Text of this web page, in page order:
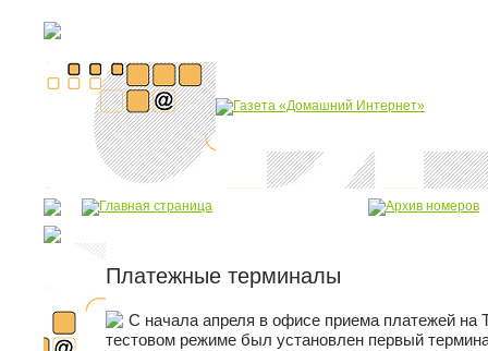
Платежные терминалы
С начала апреля в офисе приема платежей на
тестовом режиме был установлен первый